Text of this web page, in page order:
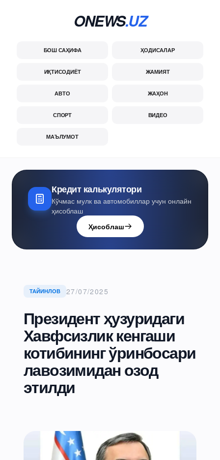
ONEWS.UZ
БОШ САҲИФА ҲОДИСАЛАР
ИҚТИСОДИЁТ ЖАМИЯТ
АВТО ЖАҲОН
СПОРТ ВИДЕО
МАЪЛУМОТ
Кредит калькулятори
Кўчмас мулк ва автомобиллар учун онлайн
ҳисоблаш
Ҳисоблаш
ТАЙИНЛОВ 27/07/2025
Президент ҳузуридаги
Хавфсизлик кенгаши
котибининг ўринбосари
лавозимидан озод
этилди